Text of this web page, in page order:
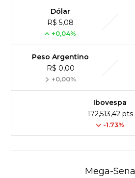
Dólar
R$ 5,08
+0,04%
Peso Argentino
R$ 0,00
+0,00%
Ibovespa
172,513,42 pts
-1.73%
Mega-Sena